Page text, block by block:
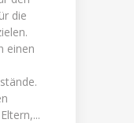
die
einen